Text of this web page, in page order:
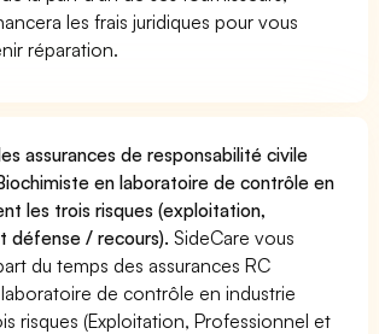
les frais juridiques pour vous
réparation.
assurances de responsabilité civile
en laboratoire de contrôle en
les trois risques (exploitation,
défense / recours). SideCare vous
du temps des assurances RC
de contrôle en industrie
risques (Exploitation, Professionnel et